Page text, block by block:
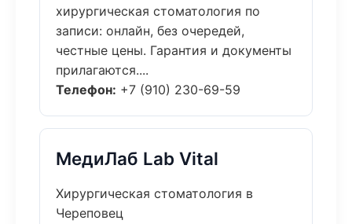
хирургическая стоматология по
записи: онлайн, без очередей,
честные цены. Гарантия и документы
прилагаются....
Телефон: +7 (910) 230-69-59
МедиЛаб Lab Vital
Хирургическая стоматология в
Череповец